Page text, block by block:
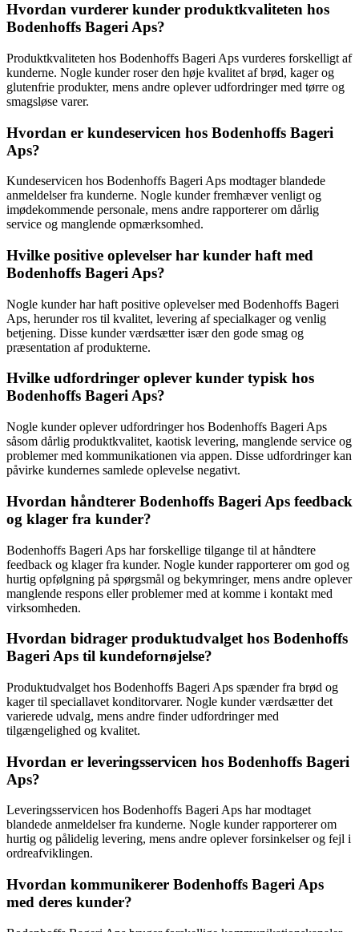
Hvordan vurderer kunder produktkvaliteten hos
Bodenhoffs Bageri Aps?
Produktkvaliteten hos Bodenhoffs Bageri Aps vurderes forskelligt af
kunderne. Nogle kunder roser den høje kvalitet af brød, kager og
glutenfrie produkter, mens andre oplever udfordringer med tørre og
smagsløse varer.
Hvordan er kundeservicen hos Bodenhoffs Bageri
Aps?
Kundeservicen hos Bodenhoffs Bageri Aps modtager blandede
anmeldelser fra kunderne. Nogle kunder fremhæver venligt og
imødekommende personale, mens andre rapporterer om dårlig
service og manglende opmærksomhed.
Hvilke positive oplevelser har kunder haft med
Bodenhoffs Bageri Aps?
Nogle kunder har haft positive oplevelser med Bodenhoffs Bageri
Aps, herunder ros til kvalitet, levering af specialkager og venlig
betjening. Disse kunder værdsætter især den gode smag og
præsentation af produkterne.
Hvilke udfordringer oplever kunder typisk hos
Bodenhoffs Bageri Aps?
Nogle kunder oplever udfordringer hos Bodenhoffs Bageri Aps
såsom dårlig produktkvalitet, kaotisk levering, manglende service og
problemer med kommunikationen via appen. Disse udfordringer kan
påvirke kundernes samlede oplevelse negativt.
Hvordan håndterer Bodenhoffs Bageri Aps feedback
og klager fra kunder?
Bodenhoffs Bageri Aps har forskellige tilgange til at håndtere
feedback og klager fra kunder. Nogle kunder rapporterer om god og
hurtig opfølgning på spørgsmål og bekymringer, mens andre oplever
manglende respons eller problemer med at komme i kontakt med
virksomheden.
Hvordan bidrager produktudvalget hos Bodenhoffs
Bageri Aps til kundefornøjelse?
Produktudvalget hos Bodenhoffs Bageri Aps spænder fra brød og
kager til speciallavet konditorvarer. Nogle kunder værdsætter det
varierede udvalg, mens andre finder udfordringer med
tilgængelighed og kvalitet.
Hvordan er leveringsservicen hos Bodenhoffs Bageri
Aps?
Leveringsservicen hos Bodenhoffs Bageri Aps har modtaget
blandede anmeldelser fra kunderne. Nogle kunder rapporterer om
hurtig og pålidelig levering, mens andre oplever forsinkelser og fejl i
ordreafviklingen.
Hvordan kommunikerer Bodenhoffs Bageri Aps
med deres kunder?